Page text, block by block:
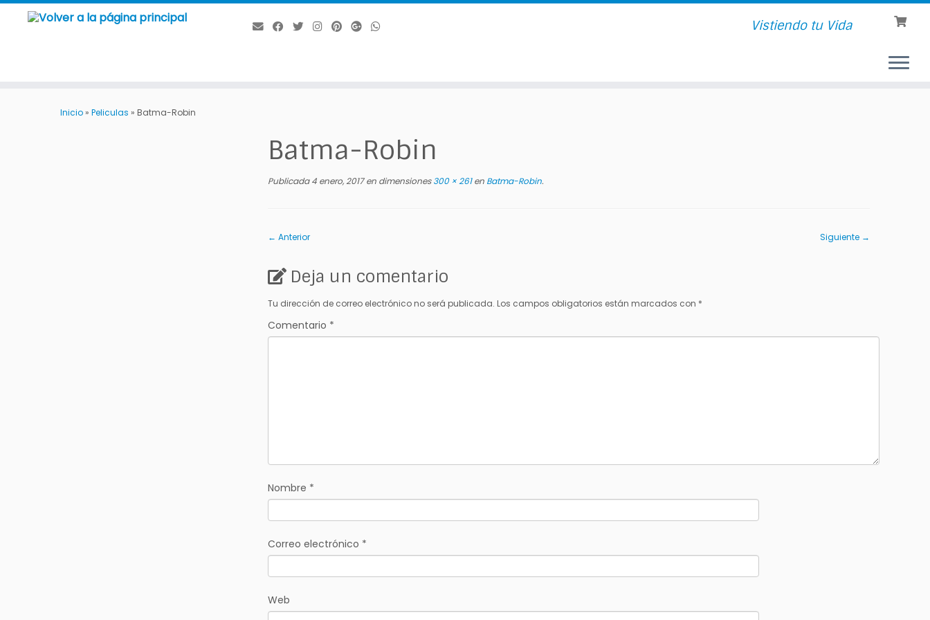
Vistiendo tu Vida
Inicio » Peliculas » Batma-Robin
Batma-Robin
Publicada 4 enero, 2017en dimensiones300 × 261en Batma-Robin.
← Anterior Siguiente →
Deja un comentario
Tu dirección de correo electrónico no será publicada. Los campos obligatorios están marcados con *
Comentario *
Nombre *
Correo electrónico *
Web